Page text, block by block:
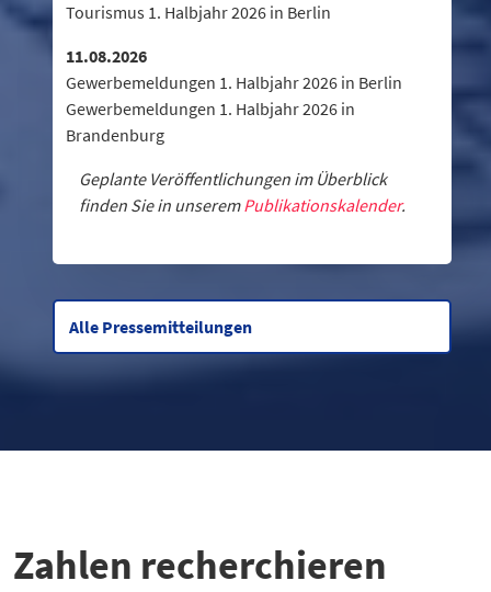
Tourismus 1. Halbjahr 2026 in Berlin
11.08.2026
Gewerbemeldungen 1. Halbjahr 2026 in Berlin
Gewerbemeldungen 1. Halbjahr 2026 in
Brandenburg
Geplante Veröffentlichungen im Überblick
finden Sie in unseremPublikationskalender.
Alle Pressemitteilungen
Zahlen recherchieren